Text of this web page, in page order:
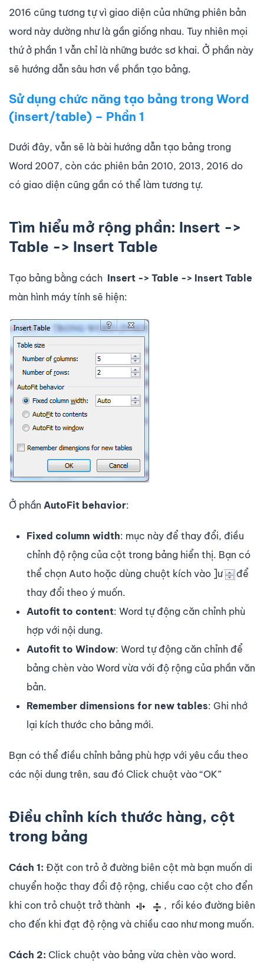
2016 cũng tương tự vì giao diện của những phiên bản
word này dường như là gần giống nhau. Tuy nhiên mọi
thứ ở phần 1 vẫn chỉ là những bước sơ khai. Ở phần này
sẽ hướng dẫn sâu hơn về phần tạo bảng.
Sử dụng chức năng tạo bảng trong Word
(insert/table) – Phần 1
Dưới đây, vẫn sẽ là bài hướng dẫn tạo bảng trong
Word 2007, còn các phiên bản 2010, 2013, 2016 do
có giao diện cũng gần có thể làm tương tự.
Tìm hiểu mở rộng phần: Insert ->
Table -> Insert Table
Tạo bảng bằng cách Insert -> Table -> Insert Table
màn hình máy tính sẽ hiện:
Ở phần AutoFit behavior:
Fixed column width: mục này để thay đổi, điều
chỉnh độ rộng của cột trong bảng hiển thị. Bạn có
thể chọn Auto hoặc dùng chuột kích vào ]ư
để
thay đổi theo ý muốn.
Autofit to content: Word tự động căn chỉnh phù
hợp với nội dung.
Autofit to Window: Word tự động căn chỉnh để
bảng chèn vào Word vừa với độ rộng của phần văn
bản.
Remember dimensions for new tables: Ghi nhớ
lại kích thước cho bảng mới.
Bạn có thể điều chỉnh bảng phù hợp với yêu cầu theo
các nội dung trên, sau đó Click chuột vào “OK”
Điều chỉnh kích thước hàng, cột
trong bảng
Cách 1: Đặt con trỏ ở đường biên cột mà bạn muốn di
chuyển hoặc thay đổi độ rộng, chiều cao cột cho đển
khi con trỏ chuột trở thành
, rồi kéo đường biên
cho đến khi đạt độ rộng và chiều cao như mong muốn.
Cách 2: Click chuột vào bảng vừa chèn vào word.